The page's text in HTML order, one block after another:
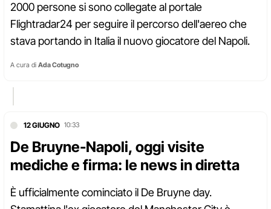
2000 persone si sono collegate al portale
Flightradar24 per seguire il percorso dell'aereo che
stava portando in Italia il nuovo giocatore del Napoli.
A cura di Ada Cotugno
12 GIUGNO 10:33
De Bruyne-Napoli, oggi visite
mediche e firma: le news in diretta
È ufficialmente cominciato il De Bruyne day.